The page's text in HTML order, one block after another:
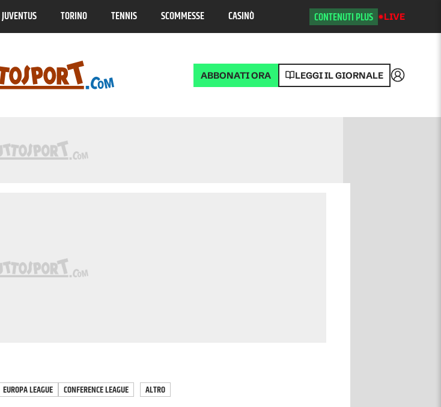
JUVENTUS TORINO TENNIS SCOMMESSE CASINÒ CONTENUTI PLUS LIVE
ABBONATI ORA LEGGI IL GIORNALE Accedi
EUROPA LEAGUE CONFERENCE LEAGUE ALTRO